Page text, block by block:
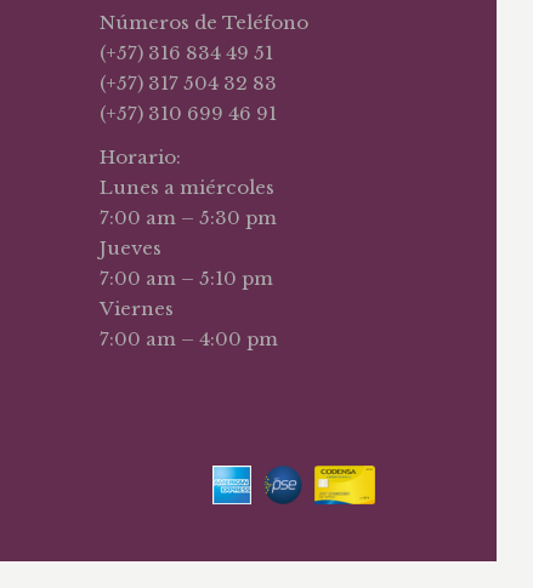
Números de Teléfono
(+57) 316 834 49 51
(+57) 317 504 32 83
(+57) 310 699 46 91
Horario:
Lunes a miércoles
7:00 am – 5:30 pm
Jueves
7:00 am – 5:10 pm
Viernes
7:00 am – 4:00 pm